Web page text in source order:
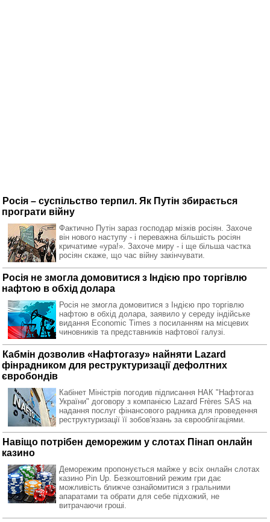
Росія – суспільство терпил. Як Путін збирається
програти війну
Фактично Путін зараз господар мізків росіян. Захоче
він нового наступу - і переважна більшість росіян
кричатиме «ура!». Захоче миру - і ще більша частка
росіян скаже, що час війну закінчувати.
Росія не змогла домовитися з Індією про торгівлю
нафтою в обхід долара
Росія не змогла домовитися з Індією про торгівлю
нафтою в обхід долара, заявило у середу індійське
видання Economic Times з посиланням на місцевих
чиновників та представників нафтової галузі.
Кабмін дозволив «Нафтогазу» найняти Lazard
фінрадником для реструктуризації дефолтних
євробондів
Кабінет Міністрів погодив підписання НАК "Нафтогаз
України" договору з компанією Lazard Frères SAS на
надання послуг фінансового радника для проведення
реструктуризації її зобов'язань за єврооблігаціями.
Навіщо потрібен деморежим у слотах Пінап онлайн
казино
Деморежим пропонується майже у всіх онлайн слотах
казино Pin Up. Безкоштовний режим гри дає
можливість ближче ознайомитися з гральними
апаратами та обрати для себе підхожий, не
витрачаючи гроші.